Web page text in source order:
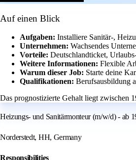
Auf einen Blick
Aufgaben: Installiere Sanitär-,
Unternehmen: Wachsendes
Vorteile: Deutschlandticket,
Weitere Informationen: Flexible
Warum dieser Job: Starte deine
Qualifikationen: Berufsausbildung
Das prognostizierte Gehalt liegt zwischen
Heizungs- und Sanitärmonteur (m/w/d) - ab
Norderstedt, HH, Germany
Responsibilities